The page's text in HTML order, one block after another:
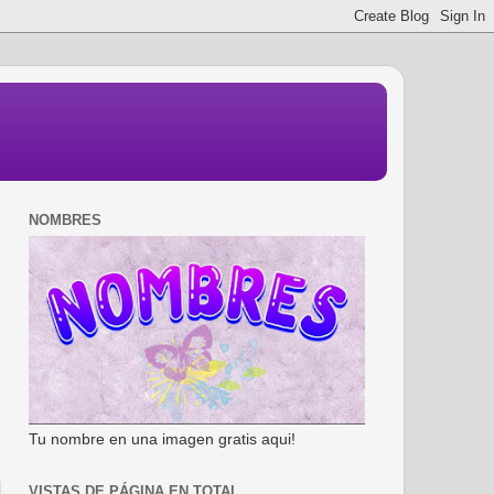
NOMBRES
Tu nombre en una imagen gratis aqui!